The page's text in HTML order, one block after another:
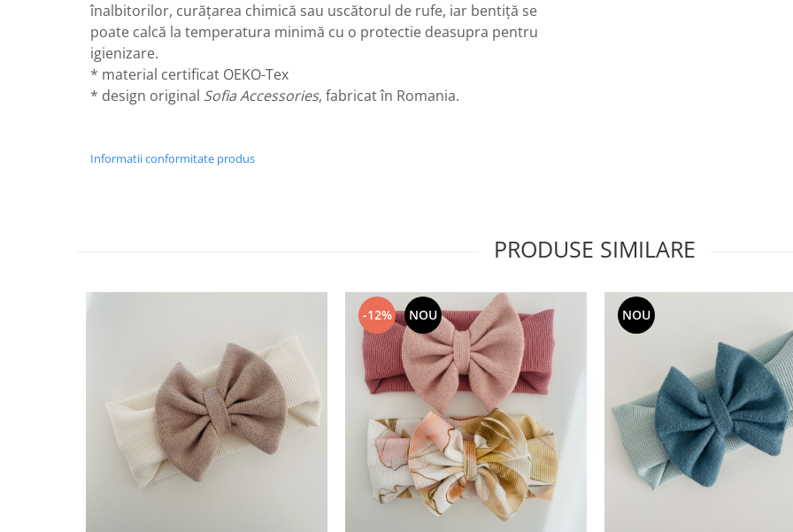
înalbitorilor, curățarea chimică sau uscătorul de rufe, iar bentiță se
poate calcă la temperatura minimă cu o protectie deasupra pentru
igienizare.
* material certificat OEKO-Tex
* design original Sofia Accessories, fabricat în Romania.
Informatii conformitate produs
PRODUSE SIMILARE
-12% NOU NOU